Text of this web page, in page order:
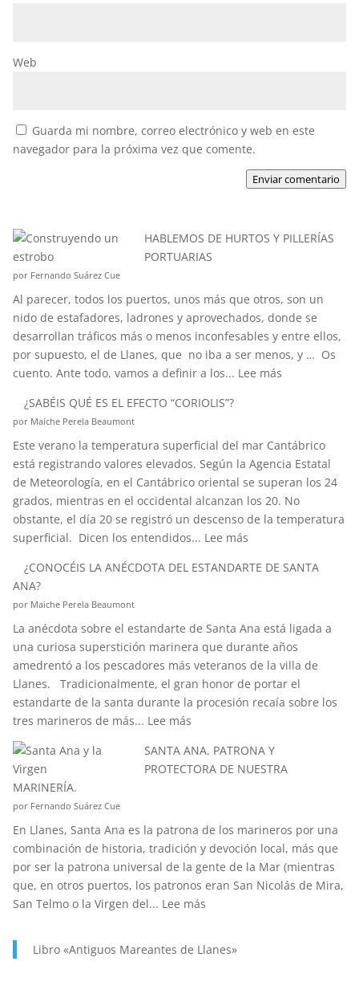
Web
Guarda mi nombre, correo electrónico y web en este
navegador para la próxima vez que comente.
Enviar comentario
HABLEMOS DE HURTOS Y PILLERÍAS
PORTUARIAS
por Fernando Suárez Cue
Al parecer, todos los puertos, unos más que otros, son un
nido de estafadores, ladrones y aprovechados, donde se
desarrollan tráficos más o menos inconfesables y entre ellos,
por supuesto, el de Llanes, que no iba a ser menos, y … Os
cuento. Ante todo, vamos a definir a los... Lee más:
Y
PILLERÍAS
PORTUARIAS
¿SABÉIS QUÉ ES EL EFECTO “CORIOLIS”?
por Maiche Perela Beaumont
Este verano la temperatura superficial del mar Cantábrico
está registrando valores elevados. Según la Agencia Estatal
de Meteorología, en el Cantábrico oriental se superan los 24
grados, mientras en el occidental alcanzan los 20. No
obstante, el día 20 se registró un descenso de la temperatura
superficial. Dicen los entendidos... Lee más:
QUÉ
EFECTO
“CORIOLIS”?
¿CONOCÉIS LA ANÉCDOTA DEL ESTANDARTE DE SANTA
ANA?
por Maiche Perela Beaumont
La anécdota sobre el estandarte de Santa Ana está ligada a
una curiosa superstición marinera que durante años
amedrentó a los pescadores más veteranos de la villa de
Llanes. Tradicionalmente, el gran honor de portar el
estandarte de la santa durante la procesión recaía sobre los
tres marineros de más... Lee más:
LA
ANÉCDOTA
DE
SANTA
ANA?
SANTA ANA. PATRONA Y
PROTECTORA DE NUESTRA
MARINERÍA.
por Fernando Suárez Cue
En Llanes, Santa Ana es la patrona de los marineros por una
combinación de historia, tradición y devoción local, más que
por ser la patrona universal de la gente de la Mar (mientras
que, en otros puertos, los patronos eran San Nicolás de Mira,
San Telmo o la Virgen del... Lee más:
PATRONA
Libro «Antiguos Mareantes de Llanes»